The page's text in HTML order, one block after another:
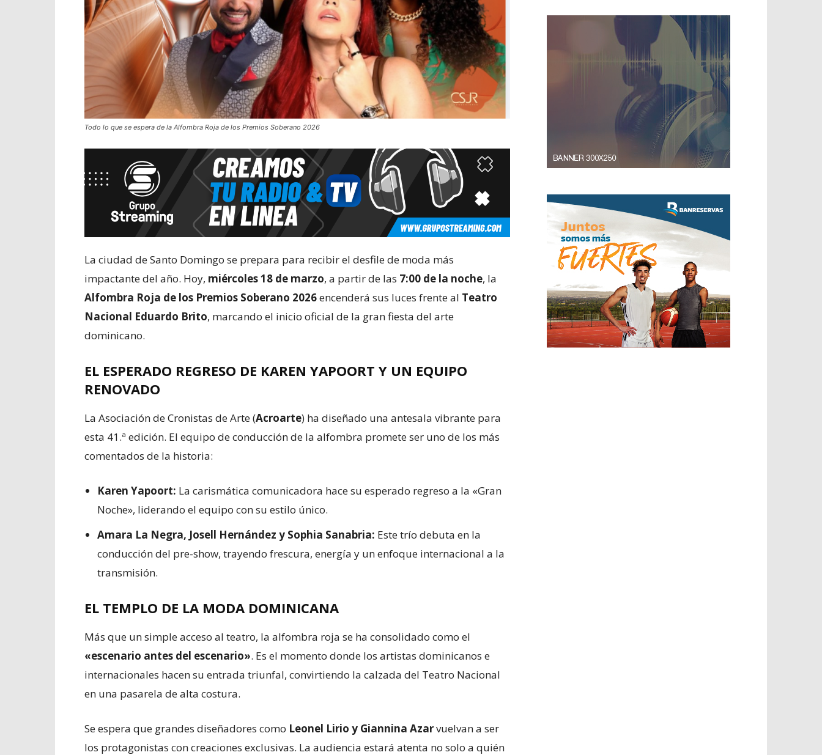
Todo lo que se espera de la Alfombra Roja de los Premios Soberano 2026
La ciudad de Santo Domingo se prepara para recibir el desfile de moda más
impactante del año. Hoy, miércoles 18 de marzo, a partir de las 7:00 de la noche, la
Alfombra Roja de los Premios Soberano 2026encenderá sus luces frente al Teatro
Nacional Eduardo Brito, marcando el inicio oficial de la gran fiesta del arte
dominicano.
EL ESPERADO REGRESO DE KAREN YAPOORT Y UN EQUIPO
RENOVADO
La Asociación de Cronistas de Arte (Acroarte) ha diseñado una antesala vibrante para
esta 41.ª edición. El equipo de conducción de la alfombra promete ser uno de los más
comentados de la historia:
Karen Yapoort: La carismática comunicadora hace su esperado regreso a la «Gran
Noche», liderando el equipo con su estilo único.
Amara La Negra, Josell Hernández y Sophia Sanabria: Este trío debuta en la
conducción del pre-show, trayendo frescura, energía y un enfoque internacional a la
transmisión.
EL TEMPLO DE LA MODA DOMINICANA
Más que un simple acceso al teatro, la alfombra roja se ha consolidado como el
«escenario antes del escenario». Es el momento donde los artistas dominicanos e
internacionales hacen su entrada triunfal, convirtiendo la calzada del Teatro Nacional
en una pasarela de alta costura.
Se espera que grandes diseñadores como Leonel Lirio y Giannina Azarvuelvan a ser
los protagonistas con creaciones exclusivas. La audiencia estará atenta no solo a quién